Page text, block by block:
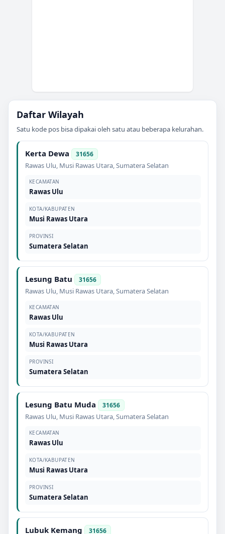
Daftar Wilayah
Satu kode pos bisa dipakai oleh satu atau beberapa kelurahan.
Kerta Dewa 31656
Rawas Ulu, Musi Rawas Utara,Sumatera Selatan
KECAMATAN
Rawas Ulu
KOTA/KABUPATEN
Musi Rawas Utara
PROVINSI
Sumatera Selatan
Lesung Batu 31656
Rawas Ulu, Musi Rawas Utara,Sumatera Selatan
KECAMATAN
Rawas Ulu
KOTA/KABUPATEN
Musi Rawas Utara
PROVINSI
Sumatera Selatan
Lesung Batu Muda 31656
Rawas Ulu, Musi Rawas Utara,Sumatera Selatan
KECAMATAN
Rawas Ulu
KOTA/KABUPATEN
Musi Rawas Utara
PROVINSI
Sumatera Selatan
Lubuk Kemang 31656